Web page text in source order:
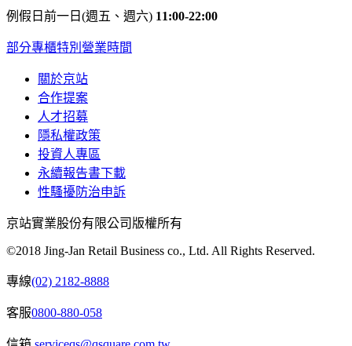
例假日前一日(週五、週六) 11:00-22:00
部分專櫃特別營業時間
關於京站
合作提案
人才招募
隱私權政策
投資人專區
永續報告書下載
性騷擾防治申訴
京站實業股份有限公司版權所有
©2018 Jing-Jan Retail Business co., Ltd. All Rights Reserved.
專線(02) 2182-8888
客服0800-880-058